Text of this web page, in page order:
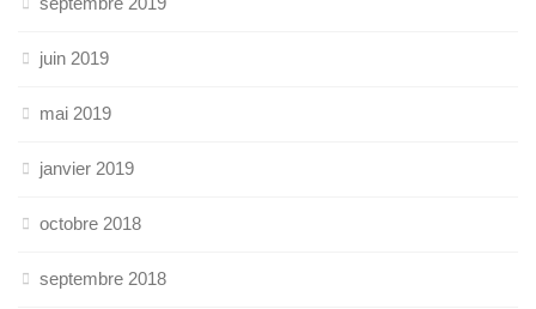
juin 2019
mai 2019
janvier 2019
octobre 2018
septembre 2018